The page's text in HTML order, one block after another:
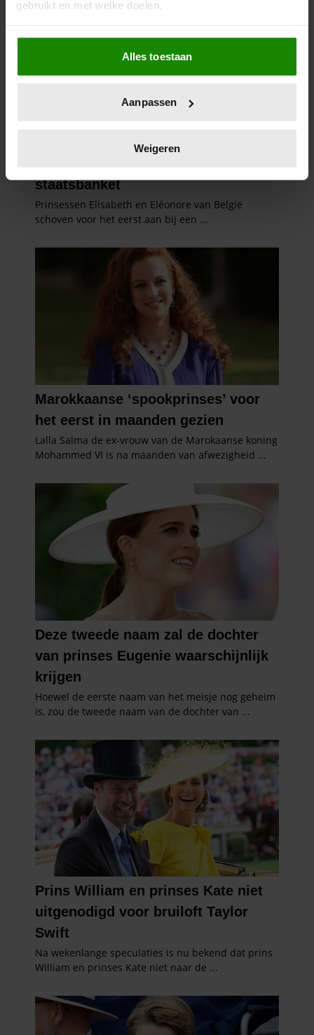
gebruikt en met welke doelen.
Als u het toestaat, willen we ook graag:
Informatie verzamelen over uw geografische
locatie, die tot een paar meter nauwkeurig kan zijn
scannen op specifieke eigenschappen (fingerprinting)
verwerkt en stel uw voorkeuren in het
intrekken in de Cookieverklaring.
We gebruiken cookies om content en advertenties te
personaliseren, om functies voor social media te bieden
en om ons websiteverkeer te analyseren. Ook delen we
informatie over uw gebruik van onze site met onze
partners voor social media, adverteren en analyse. Deze
partners kunnen deze gegevens combineren met andere
informatie die u aan ze heeft verstrekt of die ze hebben
verzameld op basis van uw gebruik van hun services. U
gaat akkoord met onze cookies als u onze website blijft
Alles toestaan
Aanpassen
Weigeren